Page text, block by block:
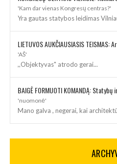
'Kam dar vienas Kongresų centras?'
Yra gautas statybos leidimas
'AŠ'
,,Objektyvas" atrodo gerai...
'nuomonė'
Mano galva , negerai, kai